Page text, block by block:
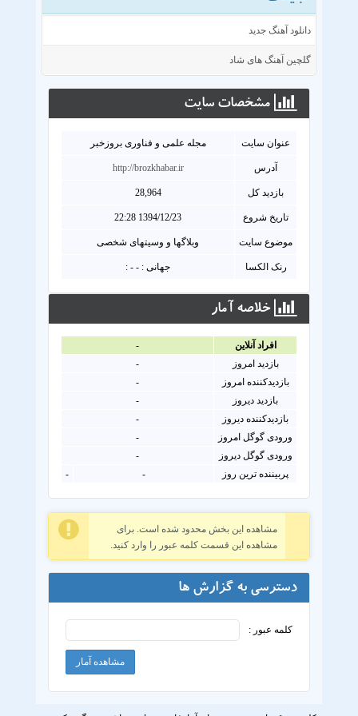
دانلود آهنگ جدید
گلچین آهنگ های شاد
مشخصات سايت
عنوان سايت مجله علمی و فناوری بروزخبر
آدرس http://brozkhabar.ir
بازدید کل 28,964
تاریخ شروع 1394/12/23 22:28
موضوع سایت وبلاگها و وسیتهای شخصی
رنک الکسا جهانی : - - :
خلاصه آمار
افراد آنلاين
-
بازدید امروز
-
بازدیدکننده امروز
-
بازدید دیروز
-
بازدیدکننده دیروز
-
ورودی گوگل امروز
-
ورودی گوگل دیروز
-
پربیننده ترین روز
-
-
مشاهده این بخش محدود شده است. برای
مشاهده این قسمت کلمه عبور را وارد کنید.
دسترسی به گزارش ها
کلمه عبور :